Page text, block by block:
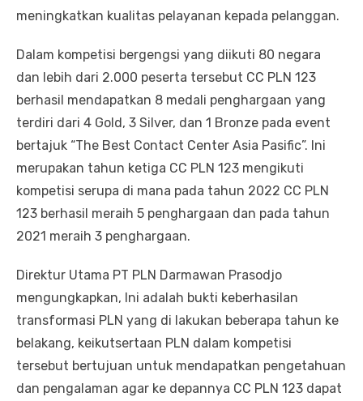
meningkatkan kualitas pelayanan kepada pelanggan.
Dalam kompetisi bergengsi yang diikuti 80 negara
dan lebih dari 2.000 peserta tersebut CC PLN 123
berhasil mendapatkan 8 medali penghargaan yang
terdiri dari 4 Gold, 3 Silver, dan 1 Bronze pada event
bertajuk “The Best Contact Center Asia Pasific”. Ini
merupakan tahun ketiga CC PLN 123 mengikuti
kompetisi serupa di mana pada tahun 2022 CC PLN
123 berhasil meraih 5 penghargaan dan pada tahun
2021 meraih 3 penghargaan.
Direktur Utama PT PLN Darmawan Prasodjo
mengungkapkan, Ini adalah bukti keberhasilan
transformasi PLN yang di lakukan beberapa tahun ke
belakang, keikutsertaan PLN dalam kompetisi
tersebut bertujuan untuk mendapatkan pengetahuan
dan pengalaman agar ke depannya CC PLN 123 dapat